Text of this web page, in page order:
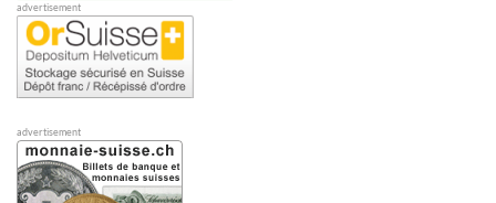
advertisement
advertisement